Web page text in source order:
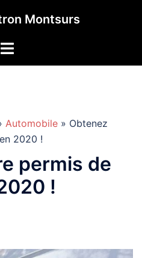
Montsurs
Automobile » Obtenez
2020 !
permis de
!